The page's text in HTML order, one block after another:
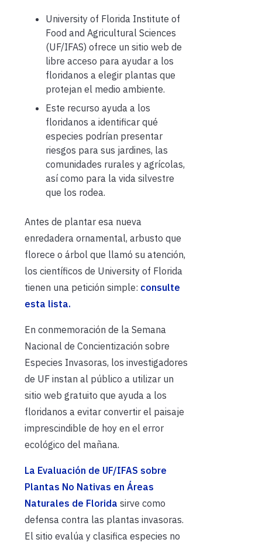
University of Florida Institute of
Food and Agricultural Sciences
(UF/IFAS) ofrece un sitio web de
libre acceso para ayudar a los
floridanos a elegir plantas que
protejan el medio ambiente.
Este recurso ayuda a los
floridanos a identificar qué
especies podrían presentar
riesgos para sus jardines, las
comunidades rurales y agrícolas,
así como para la vida silvestre
que los rodea.
Antes de plantar esa nueva
enredadera ornamental, arbusto que
florece o árbol que llamó su atención,
los científicos de University of Florida
tienen una petición simple: consulte
esta lista.
En conmemoración de la Semana
Nacional de Concientización sobre
Especies Invasoras, los investigadores
de UF instan al público a utilizar un
sitio web gratuito que ayuda a los
floridanos a evitar convertir el paisaje
imprescindible de hoy en el error
ecológico del mañana.
La Evaluación de UF/IFAS sobre
Plantas No Nativas en Áreas
Naturales de Florida sirve como
defensa contra las plantas invasoras.
El sitio evalúa y clasifica especies no